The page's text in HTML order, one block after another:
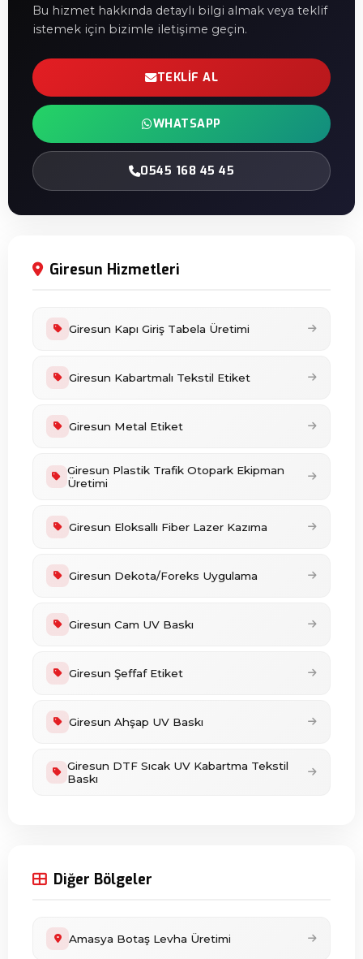
Bu hizmet hakkında detaylı bilgi almak veya teklif
istemek için bizimle iletişime geçin.
TEKLIF AL
WHATSAPP
0545 168 45 45
Giresun Hizmetleri
Giresun Kapı Giriş Tabela Üretimi
Giresun Kabartmalı Tekstil Etiket
Giresun Metal Etiket
Giresun Plastik Trafik Otopark Ekipman
Üretimi
Giresun Eloksallı Fiber Lazer Kazıma
Giresun Dekota/Foreks Uygulama
Giresun Cam UV Baskı
Giresun Şeffaf Etiket
Giresun Ahşap UV Baskı
Giresun DTF Sıcak UV Kabartma Tekstil
Baskı
Diğer Bölgeler
Amasya Botaş Levha Üretimi